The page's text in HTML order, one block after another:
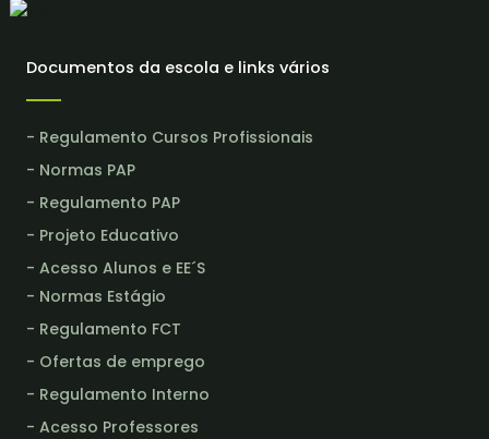
Documentos da escola e links vários
- Regulamento Cursos Profissionais
- Normas PAP
- Regulamento PAP
- Projeto Educativo
- Acesso Alunos e EE´S
- Normas Estágio
- Regulamento FCT
- Ofertas de emprego
- Regulamento Interno
- Acesso Professores